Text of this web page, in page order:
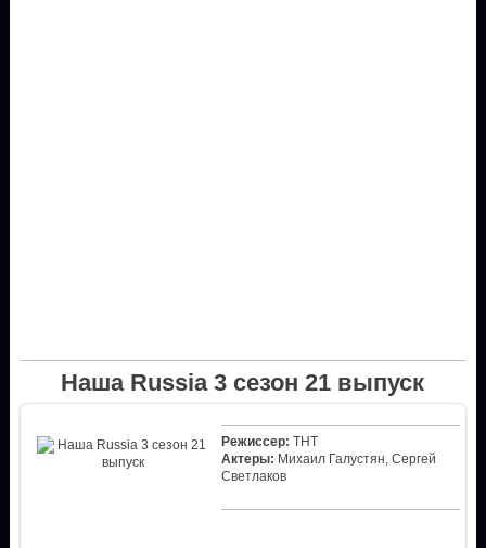
Наша Russia 3 сезон 21 выпуск
Режиссер: ТНТ
Актеры: Михаил Галустян, Сергей
Светлаков